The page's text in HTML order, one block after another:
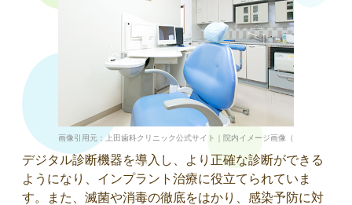
画像引用元：上田歯科クリニック公式サイト｜院内イメージ画像（https://
デジタル診断機器を導入し、より正確な診断ができる
ようになり、インプラント治療に役立てられていま
す。また、滅菌や消毒の徹底をはかり、感染予防に対